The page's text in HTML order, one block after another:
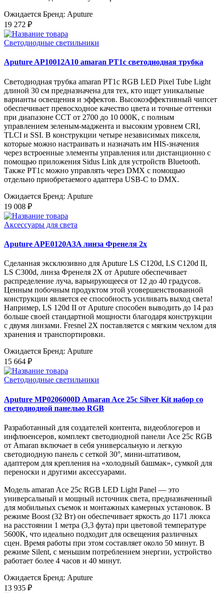
Ожидается Бренд: Aputure
19 272 ₽
Светодиодные светильники
Aputure AP10012A10 amaran PT1c светодиодная трубка
Светодиодная трубка amaran PT1c RGB LED Pixel Tube Light
длиной 30 см предназначена для тех, кто ищет уникальные
варианты освещения и эффектов. Высокоэффективный чипсет
обеспечивает превосходное качество цвета и точные оттенки
при диапазоне CCT от 2700 до 10 000K, с полным
управлением зеленым-маджента и высоким уровнем CRI,
TLCI и SSI. В конструкции четыре независимых пикселя,
которые можно настраивать и назначать им HIS-значения
через встроенные элементы управления или дистанционно с
помощью приложения Sidus Link для устройств Bluetooth.
Также PT1c можно управлять через DMX с помощью
отдельно приобретаемого адаптера USB-C to DMX.
Ожидается Бренд: Aputure
19 008 ₽
Аксессуары для света
Aputure APE0120A3A линза Френеля 2x
Сделанная эксклюзивно для Aputure LS C120d, LS C120d II,
LS C300d, линза Френеля 2X от Aputure обеспечивает
распределение луча, варьирующееся от 12 до 40 градусов.
Ценным побочным продуктом этой усовершенствованной
конструкции является ее способность усиливать выход света!
Например, LS 120d II от Aputure способен выводить до 14 раз
больше своей стандартной мощности благодаря конструкции
с двумя линзами. Fresnel 2X поставляется с мягким чехлом для
хранения и транспортировки.
Ожидается Бренд: Aputure
15 664 ₽
Светодиодные светильники
Aputure MP0206000D Amaran Ace 25c Silver Kit набор со
светодиодной панелью RGB
Разработанный для создателей контента, видеоблогеров и
инфлюенсеров, комплект светодиодной панели Ace 25c RGB
от Amaran включает в себя универсальную и легкую
светодиодную панель с сеткой 30°, мини-штативом,
адаптером для крепления на «холодный башмак», сумкой для
переноски и другими аксессуарами.
Модель amaran Ace 25c RGB LED Light Panel — это
универсальный и мощный источник света, предназначенный
для мобильных съемок и монтажных камерных установок. В
режиме Boost (32 Вт) он обеспечивает яркость до 1171 люкса
на расстоянии 1 метра (3,3 фута) при цветовой температуре
5600K, что идеально подходит для освещения различных
сцен. Время работы при этом составляет около 50 минут. В
режиме Silent, с меньшим потреблением энергии, устройство
работает более 4 часов и 40 минут.
Ожидается Бренд: Aputure
13 935 ₽